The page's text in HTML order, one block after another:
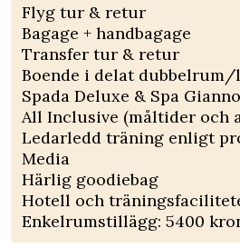
Flyg tur & retur
Bagage + handbagage
Transfer tur & retur
Boende i delat dubbelrum/
Spada Deluxe & Spa
All Inclusive (måltider och
Ledarledd träning enligt
Media
Härlig goodiebag
Hotell och
Enkelrumstillägg: 5400